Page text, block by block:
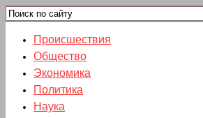
Происшествия
Общество
Экономика
Политика
Наука